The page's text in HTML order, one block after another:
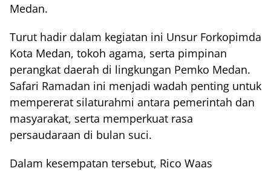
Medan.
Turut hadir dalam kegiatan ini Unsur Forkopimda
Kota Medan, tokoh agama, serta pimpinan
perangkat daerah di lingkungan Pemko Medan.
Safari Ramadan ini menjadi wadah penting untuk
mempererat silaturahmi antara pemerintah dan
masyarakat, serta memperkuat rasa
persaudaraan di bulan suci.
Dalam kesempatan tersebut, Rico Waas